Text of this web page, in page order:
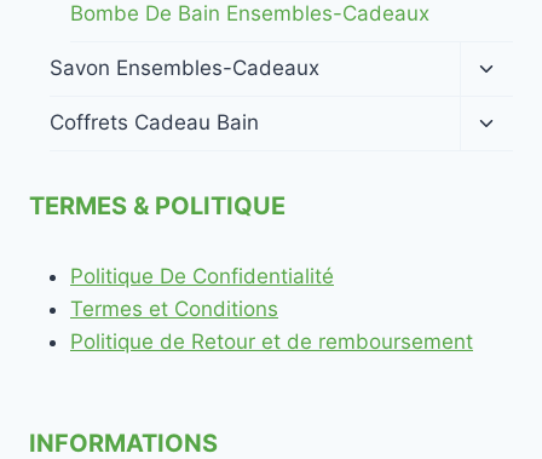
Bombe De Bain Ensembles-Cadeaux
Savon Ensembles-Cadeaux
menu
Coffrets Cadeau Bain
TERMES & POLITIQUE
Politique De Confidentialité
Termes et Conditions
Politique de Retour et de remboursement
INFORMATIONS